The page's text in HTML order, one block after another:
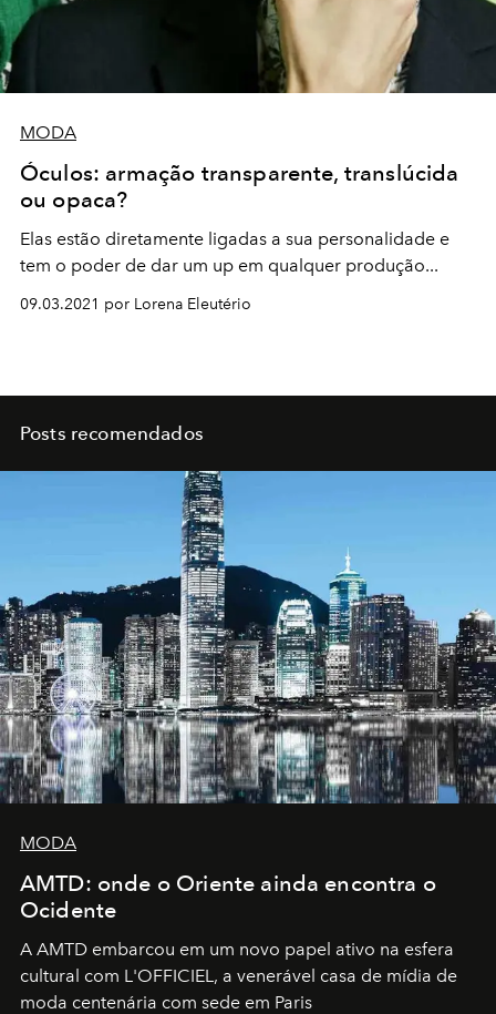
MODA
Óculos: armação transparente, translúcida
ou opaca?
Elas estão diretamente ligadas a sua personalidade e
tem o poder de dar um up em qualquer produção...
09.03.2021 por Lorena Eleutério
Posts recomendados
MODA
AMTD: onde o Oriente ainda encontra o
Ocidente
A AMTD embarcou em um novo papel ativo na esfera
cultural com L'OFFICIEL, a venerável casa de mídia de
moda centenária com sede em Paris